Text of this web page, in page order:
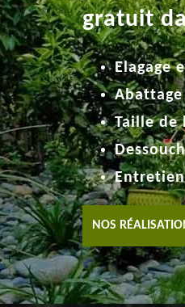
gratuit
Elagage
Taille de
NOS